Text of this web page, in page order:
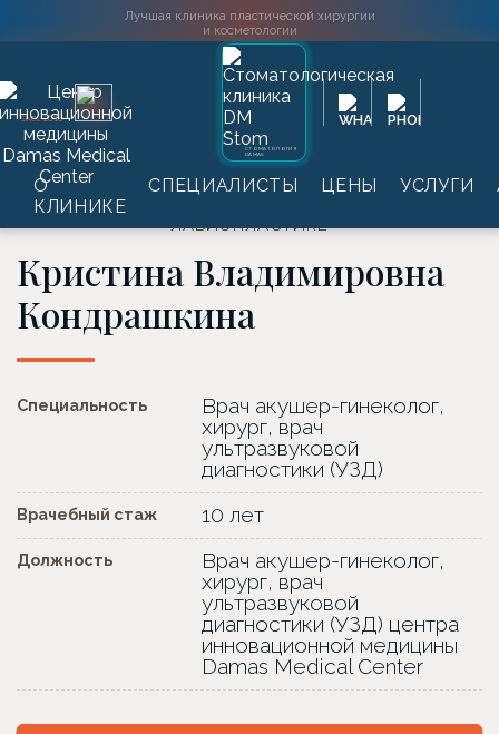
Лучшая клиника пластической хирургии
и косметологии
SINCE2016
СТОМАТОЛОГИЯ
DAMAS
О
КЛИНИКЕ
СПЕЦИАЛИСТЫ ЦЕНЫ УСЛУГИ
Главная →Специалисты
Кристина Владимировна
Кондрашкина
Кристина Владимировна
Кондрашкина
Специальность
Врач акушер-гинеколог,
хирург, врач
ультразвуковой
диагностики (УЗД)
Врачебный стаж 10 лет
Должность
Врач акушер-гинеколог,
хирург, врач
ультразвуковой
диагностики (УЗД) центра
инновационной медицины
Damas Medical Center
График приёма
ЛУЧШИЙ ПЛАСТИЧЕСКИЙ ХИРУРГ ПО
ЛАБИОПЛАСТИКЕ